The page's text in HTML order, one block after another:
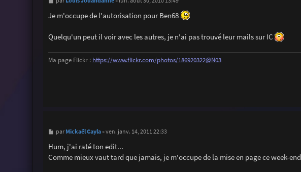
s
s
e
Je m'occupe de l'autorisation pour Ben68
Quelqu'un peut il voir avec les autres, je n'ai pas trouvé leur mails sur IC
Ma page Flickr : https://www.flickr.com/photos/186920322@N03
M
s
s
a
par Mickaël Cayla»ven. janv. 14, 2011 22:33
Hum, j'ai raté ton edit...
Comme mieux vaut tard que jamais, je m'occupe de la mise en page ce week-end